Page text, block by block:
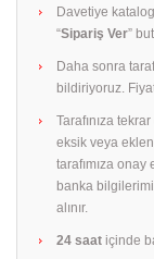
Davetiye
“Sipariş Ver”
Daha sonra
bildiriyoruz.
Tarafınıza
eksik veya
tarafımıza
banka
alınır.
24 saat içinde